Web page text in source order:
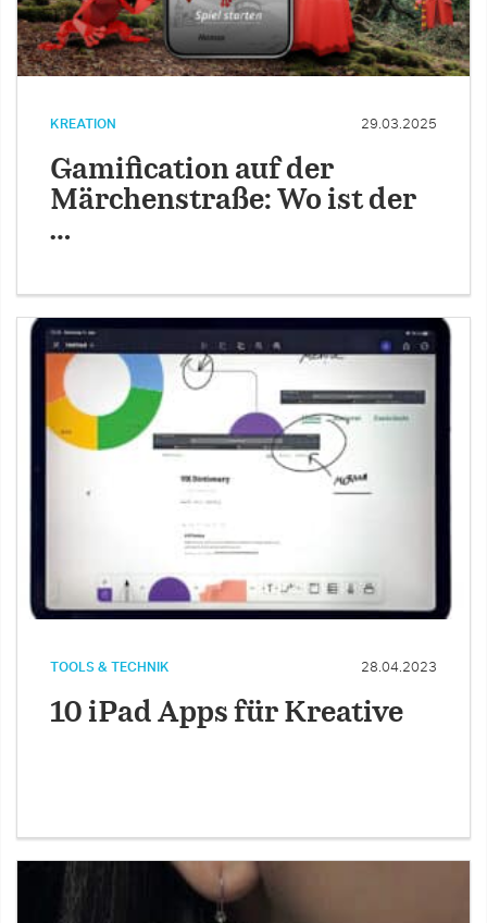
KREATION 29.03.2025
Gamification auf der
Märchenstraße: Wo ist der
…
TOOLS & TECHNIK 28.04.2023
10 iPad Apps für Kreative